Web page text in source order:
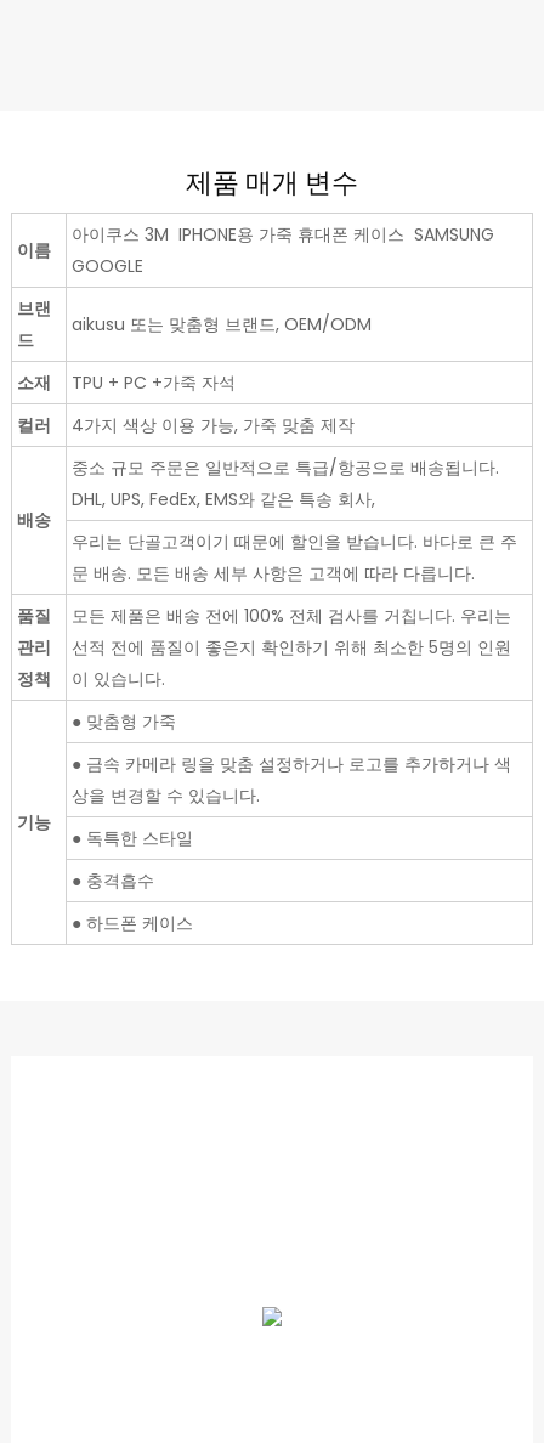
제품 매개 변수
이름
아이쿠스 3M IPHONE용 가죽 휴대폰 케이스 SAMSUNG
GOOGLE
브랜
드
aikusu 또는 맞춤형 브랜드, OEM/ODM
소재
TPU + PC +가죽 자석
컬러
4가지 색상 이용 가능, 가죽 맞춤 제작
배송
중소 규모 주문은 일반적으로 특급/항공으로 배송됩니다.
DHL, UPS, FedEx, EMS와 같은 특송 회사,
우리는 단골고객이기 때문에 할인을 받습니다. 바다로 큰 주
문 배송. 모든 배송 세부 사항은 고객에 따라 다릅니다.
품질
관리
정책
모든 제품은 배송 전에 100% 전체 검사를 거칩니다. 우리는
선적 전에 품질이 좋은지 확인하기 위해 최소한 5명의 인원
이 있습니다.
기능
● 맞춤형 가죽
● 금속 카메라 링을 맞춤 설정하거나 로고를 추가하거나 색
상을 변경할 수 있습니다.
● 독특한 스타일
● 충격흡수
● 하드폰 케이스